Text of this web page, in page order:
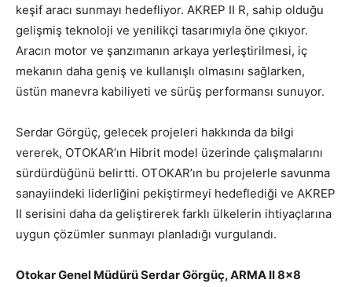
keşif aracı sunmayı hedefliyor. AKREP II R, sahip olduğu
gelişmiş teknoloji ve yenilikçi tasarımıyla öne çıkıyor.
Aracın motor ve şanzımanın arkaya yerleştirilmesi, iç
mekanın daha geniş ve kullanışlı olmasını sağlarken,
üstün manevra kabiliyeti ve sürüş performansı sunuyor.
Serdar Görgüç, gelecek projeleri hakkında da bilgi
vererek, OTOKAR’ın Hibrit model üzerinde çalışmalarını
sürdürdüğünü belirtti. OTOKAR’ın bu projelerle savunma
sanayiindeki liderliğini pekiştirmeyi hedeflediği ve AKREP
II serisini daha da geliştirerek farklı ülkelerin ihtiyaçlarına
uygun çözümler sunmayı planladığı vurgulandı.
Otokar Genel Müdürü Serdar Görgüç, ARMA II 8×8